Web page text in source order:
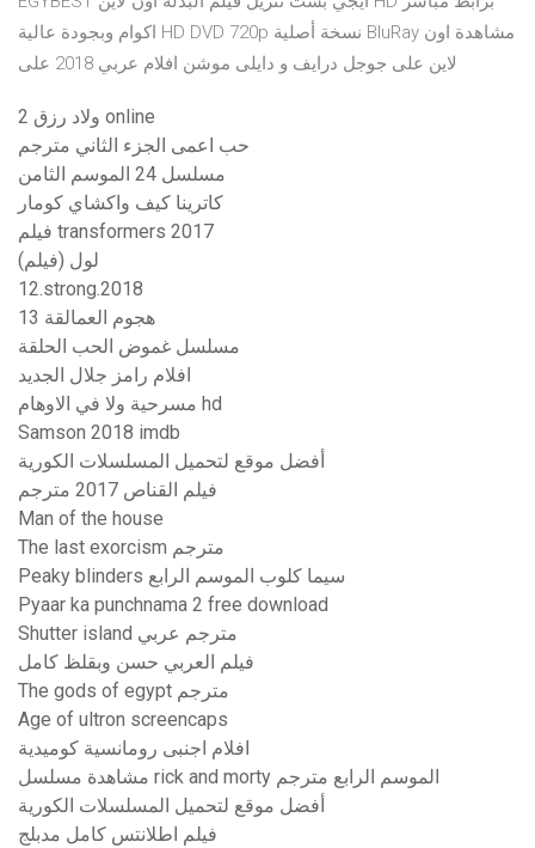
اكوام وبجودة عالية HD DVD 720p نسخة أصلية BluRay مشاهدة اون
لاين على جوجل درايف و دايلى موشن افلام عربي 2018 على
ولاد رزق 2 online
حب اعمى الجزء الثاني مترجم
مسلسل 24 الموسم الثامن
كاترينا كيف واكشاي كومار
فيلم transformers 2017
لول (فيلم)
12.strong.2018
هجوم العمالقة 13
مسلسل غموض الحب الحلقة
افلام رامز جلال الجديد
مسرحية ولا في الاوهام hd
Samson 2018 imdb
أفضل موقع لتحميل المسلسلات الكورية
فيلم القناص 2017 مترجم
Man of the house
The last exorcism مترجم
Peaky blinders سيما كلوب الموسم الرابع
Pyaar ka punchnama 2 free download
Shutter island مترجم عربي
فيلم العربي حسن وبقلظ كامل
The gods of egypt مترجم
Age of ultron screencaps
افلام اجنبى رومانسية كوميدية
مشاهدة مسلسل rick and morty الموسم الرابع مترجم
أفضل موقع لتحميل المسلسلات الكورية
فيلم اطلانتس كامل مدبلج